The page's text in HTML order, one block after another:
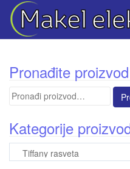
Pronađite proizvod
Pretraga
Kategorije